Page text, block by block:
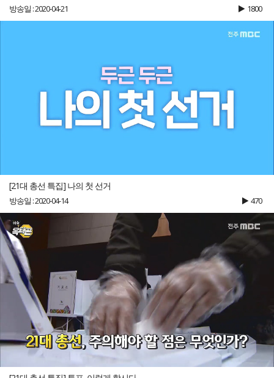
방송일 : 2020-04-21 1800
[21대 총선 특집] 나의 첫 선거
방송일 : 2020-04-14 470